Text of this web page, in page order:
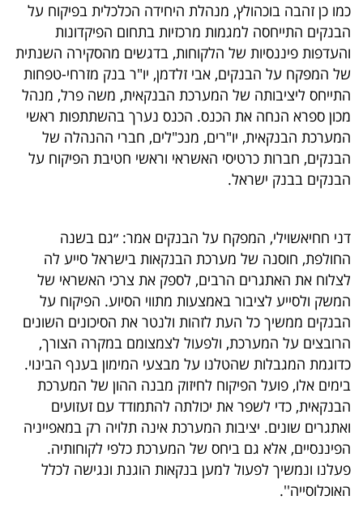
הכלכלי
פודקאסט
40
UNDER
40
פעולה
דרושים
ניוזלטרים
מייל
אדום
כמו כן זהבה בוכהולץ, מנהלת היחידה הכלכלית בפיקוח על
הבנקים התייחסה למגמות מרכזיות בתחום הפיקדונות
והעדפות פיננסיות של הלקוחות, בדגשים מהסקירה השנתית
של המפקח על הבנקים, אבי זלדמן, יו"ר בנק מזרחי-טפחות
התייחס ליציבותה של המערכת הבנקאית, משה פרל, מנהל
מכון ספרא הנחה את הכנס. הכנס נערך בהשתתפות ראשי
המערכת הבנקאית, יו"רים, מנכ"לים, חברי ההנהלה של
הבנקים, חברות כרטיסי האשראי וראשי חטיבת הפיקוח על
הבנקים בבנק ישראל.
דני חחיאשוילי, המפקח על הבנקים אמר: ״גם בשנה
החולפת, חוסנה של מערכת הבנקאות בישראל סייע לה
לצלוח את האתגרים הרבים, לספק את צרכי האשראי של
המשק ולסייע לציבור באמצעות מתווי הסיוע. הפיקוח על
הבנקים ממשיך כל העת לזהות ולנטר את הסיכונים השונים
הרובצים על המערכת, ולפעול לצמצומם במקרה הצורך,
כדוגמת המגבלות שהטלנו על מבצעי המימון בענף הבינוי.
בימים אלו, פועל הפיקוח לחיזוק מבנה ההון של המערכת
הבנקאית, כדי לשפר את יכולתה להתמודד עם זעזועים
ואתגרים שונים. יציבות המערכת אינה תלויה רק במאפייניה
הפיננסיים, אלא גם ביחס של המערכת כלפי לקוחותיה.
פעלנו ונמשיך לפעול למען בנקאות הוגנת ונגישה לכלל
האוכלוסייה''.